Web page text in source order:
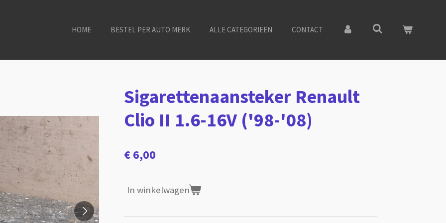
HOME BESTEL PER AUTO MERK ALLE CATEGORIEËN CONTACT
Sigarettenaansteker Renault
Clio II 1.6-16V ('98-'08)
€ 6,00
In winkelwagen